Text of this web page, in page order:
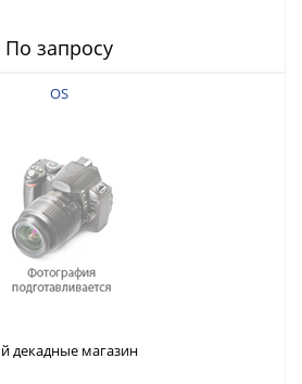
По запросу
OS
декадные магазин